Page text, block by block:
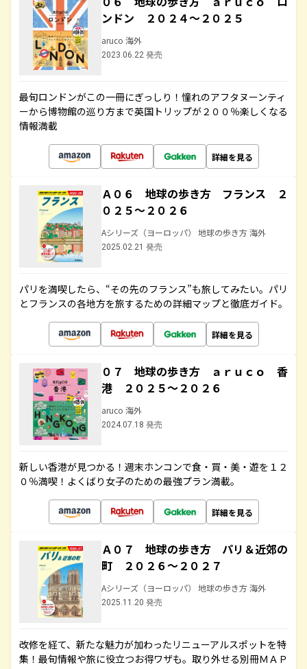
ンドン ２０２４～２０２５
aruco 海外
2023.06.22 発売
最旬ロンドンがこの一冊にぎっしり！憧れのアフタヌーンティ
ーから博物館の巡り方まで英国トリップが２００％楽しくなる
情報満載
詳細を見る
Ａ０６ 地球の歩き方 フランス ２
０２５～２０２６
Aシリーズ（ヨーロッパ） 地球の歩き方 海外
2025.02.21 発売
パリを満喫したら、“その先のフランス”も旅してみたい。パリ
とフランスの各地方を旅するための詳細マップと徹底ガイド。
詳細を見る
０７ 地球の歩き方 ａｒｕｃｏ 香
港 ２０２５～２０２６
aruco 海外
2024.07.18 発売
新しい香港が見つかる！週末ホンコンで食・買・美・遊を１２
０％満喫！よくばり女子のための最強プラン満載。
詳細を見る
Ａ０７ 地球の歩き方 パリ＆近郊の
町 ２０２６～２０２７
Aシリーズ（ヨーロッパ） 地球の歩き方 海外
2025.11.20 発売
改修を経て、新たな魅力が加わったリニューアルスポットを特
集！最旬情報や旅に役立つお得ワザも。取り外せる別冊ＭＡＰ